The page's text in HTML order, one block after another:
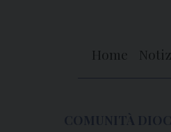
Home